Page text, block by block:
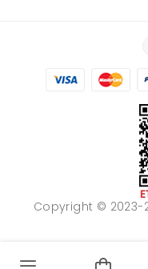
Copyright © 2023-